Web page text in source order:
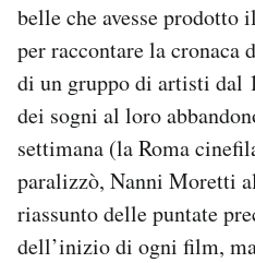
belle che avesse
per raccontare la cronaca
di un gruppo di artisti dal
dei sogni al loro
settimana (la Roma
paralizzò, Nanni Moretti
riassunto delle puntate
dell’inizio di ogni film,